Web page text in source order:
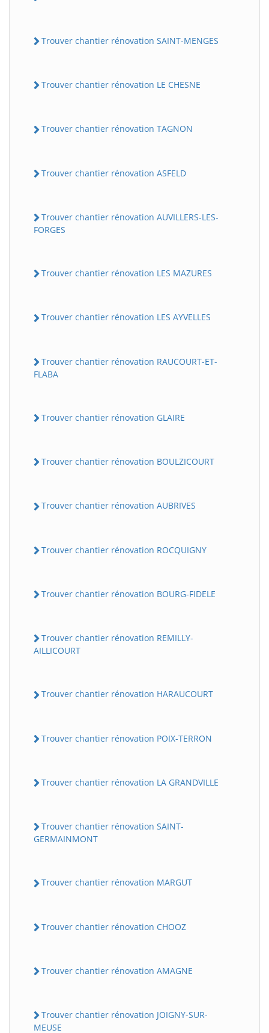
Trouver chantier rénovation SAINT-MENGES
Trouver chantier rénovation LE CHESNE
Trouver chantier rénovation TAGNON
Trouver chantier rénovation ASFELD
Trouver chantier rénovation AUVILLERS-LES-
FORGES
Trouver chantier rénovation LES MAZURES
Trouver chantier rénovation LES AYVELLES
Trouver chantier rénovation RAUCOURT-ET-
FLABA
Trouver chantier rénovation GLAIRE
Trouver chantier rénovation BOULZICOURT
Trouver chantier rénovation AUBRIVES
Trouver chantier rénovation ROCQUIGNY
Trouver chantier rénovation BOURG-FIDELE
Trouver chantier rénovation REMILLY-
AILLICOURT
Trouver chantier rénovation HARAUCOURT
Trouver chantier rénovation POIX-TERRON
Trouver chantier rénovation LA GRANDVILLE
Trouver chantier rénovation SAINT-
GERMAINMONT
Trouver chantier rénovation MARGUT
Trouver chantier rénovation CHOOZ
Trouver chantier rénovation AMAGNE
Trouver chantier rénovation JOIGNY-SUR-
MEUSE